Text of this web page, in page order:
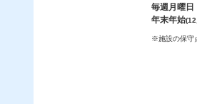
毎週月曜日
年末年始
※施設の保守